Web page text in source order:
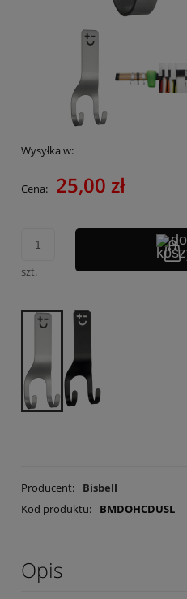
Wysyłka w:
Cena: 25,00 zł
szt.
Producent:
Bisbell
Kod produktu:
BMDOHCDUSL
Opis